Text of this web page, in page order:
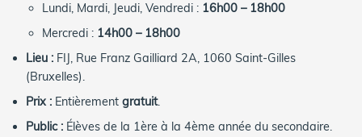
Lundi, Mardi, Jeudi, Vendredi : 16h00 – 18h00
Mercredi : 14h00 – 18h00
Lieu : FIJ, Rue Franz Gailliard 2A, 1060 Saint-Gilles
(Bruxelles).
Prix : Entièrement gratuit.
Public : Élèves de la 1ère à la 4ème année du secondaire.